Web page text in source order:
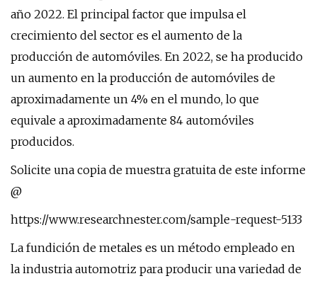
año 2022. El principal factor que impulsa el
crecimiento del sector es el aumento de la
producción de automóviles. En 2022, se ha producido
un aumento en la producción de automóviles de
aproximadamente un 4% en el mundo, lo que
equivale a aproximadamente 84 automóviles
producidos.
Solicite una copia de muestra gratuita de este informe
@
https://www.researchnester.com/sample-request-5133
La fundición de metales es un método empleado en
la industria automotriz para producir una variedad de